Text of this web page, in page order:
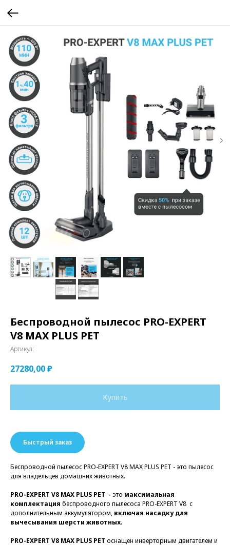
Беспроводной пылесос PRO-EXPERT
V8 MAX PLUS PET
Артикул:
27280,00₽
Купить
Быстрый заказ
Беспроводной пылесос PRO-EXPERT V8 MAX PLUS PET - это пылесос
для владельцев домашних животных.
PRO-EXPERT V8 MAX PLUS PET - это максимальная
комплектация беспроводного пылесоса PRO-EXPERT V8 с
дополнительным аккумулятором, включая насадку для
вычесывания шерсти животных.
PRO-EXPERT V8 MAX PLUS PET оснащен инверторным двигателем и